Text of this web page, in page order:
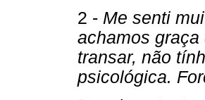
2 - Me senti
achamos
transar, não
psicológica.